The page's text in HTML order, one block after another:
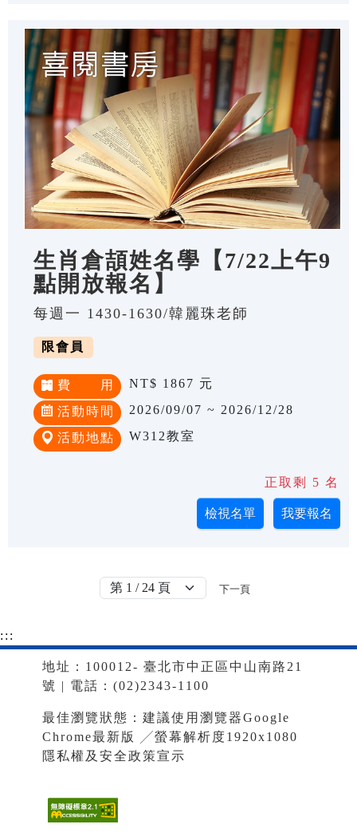
生肖倉頡姓名學【7/22上午9
點開放報名】
每週一 1430-1630/韓麗珠老師
限會員
費 用 NT$ 1867 元
活動時間 2026/09/07 ~ 2026/12/28
活動地點 W312教室
正取剩 5 名
下一頁
:::
地址：100012- 臺北市中正區中山南路21
號 | 電話：(02)2343-1100
最佳瀏覽狀態：建議使用瀏覽器Google
Chrome最新版 ╱螢幕解析度1920x1080
隱私權及安全政策宣示